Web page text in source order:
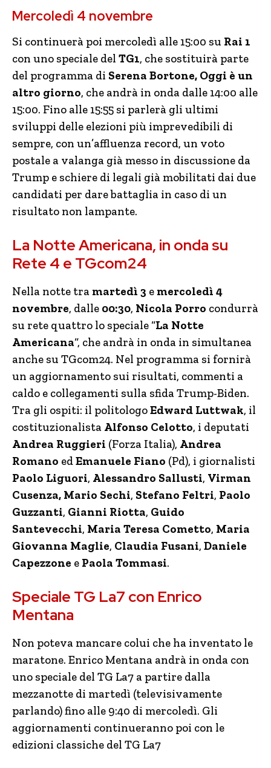
Mercoledì 4 novembre
Si continuerà poi mercoledì alle 15:00 su Rai 1
con uno speciale del TG1, che sostituirà parte
del programma di Serena Bortone, Oggi è un
altro giorno, che andrà in onda dalle 14:00 alle
15:00. Fino alle 15:55 si parlerà gli ultimi
sviluppi delle elezioni più imprevedibili di
sempre, con un’affluenza record, un voto
postale a valanga già messo in discussione da
Trump e schiere di legali già mobilitati dai due
candidati per dare battaglia in caso di un
risultato non lampante.
La Notte Americana, in onda su
Rete 4 e TGcom24
Nella notte tra martedì 3 e mercoledì 4
novembre, dalle 00:30, Nicola Porro condurrà
su rete quattro lo speciale “La Notte
Americana“, che andrà in onda in simultanea
anche su TGcom24. Nel programma si fornirà
un aggiornamento sui risultati, commenti a
caldo e collegamenti sulla sfida Trump-Biden.
Tra gli ospiti: il politologoEdward Luttwak, il
costituzionalista Alfonso Celotto, i deputati
Andrea Ruggieri (Forza Italia), Andrea
Romano edEmanuele Fiano (Pd), i giornalisti
Paolo Liguori, Alessandro Sallusti, Virman
Cusenza, Mario Sechi, Stefano Feltri, Paolo
Guzzanti, Gianni Riotta, Guido
Santevecchi, Maria Teresa Cometto, Maria
Giovanna Maglie, Claudia Fusani, Daniele
Capezzone e Paola Tommasi.
Speciale TG La7 con Enrico
Mentana
Non poteva mancare colui che ha inventato le
maratone. Enrico Mentana andrà in onda con
uno speciale del TG La7 a partire dalla
mezzanotte di martedì (televisivamente
parlando) fino alle 9:40 di mercoledì. Gli
aggiornamenti continueranno poi con le
edizioni classiche del TG La7